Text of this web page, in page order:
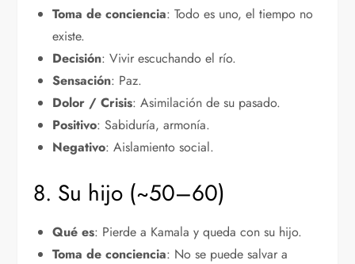
Toma de conciencia: Todo es uno, el tiempo no
existe.
Decisión: Vivir escuchando el río.
Sensación: Paz.
Dolor / Crisis: Asimilación de su pasado.
Positivo: Sabiduría, armonía.
Negativo: Aislamiento social.
8. Su hijo (~50–60)
Qué es: Pierde a Kamala y queda con su hijo.
Toma de conciencia: No se puede salvar a